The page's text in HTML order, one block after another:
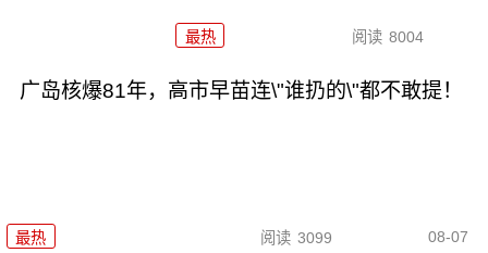
最热 阅读 8004
广岛核爆81年，高市早苗连\"谁扔的\"都不敢提！
最热 阅读 3099 08-07